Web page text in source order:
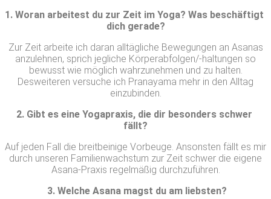
1. Woran arbeitest du zur Zeit im Yoga? Was beschäftigt
dich gerade?
Zur Zeit arbeite ich daran alltägliche Bewegungen an Asanas
anzulehnen, sprich jegliche Körperabfolgen/-haltungen so
bewusst wie möglich wahrzunehmen und zu halten.
Desweiteren versuche ich Pranayama mehr in den Alltag
einzubinden.
2. Gibt es eine Yogapraxis, die dir besonders schwer
fällt?
Auf jeden Fall die breitbeinige Vorbeuge. Ansonsten fällt es mir
durch unseren Familienwachstum zur Zeit schwer die eigene
Asana-Praxis regelmäßig durchzuführen.
3. Welche Asana magst du am liebsten?